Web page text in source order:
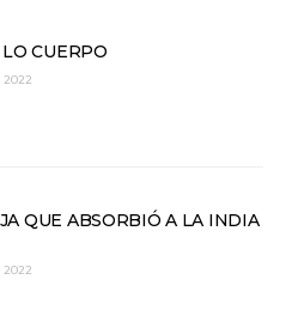
CUERPO
2022
QUE ABSORBIÓ A LA INDIA
2022